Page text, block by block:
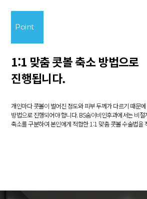
Point
1:1 맞춤 콧볼 축소 방법으로
진행됩니다.
개인마다 콧볼이 벌어진 정도와 피부 두께가 다르기 때문에
방법으로 진행되어야 합니다. BS숨이비인후과에서는 비
축소를 구분하여본인에게 적합한 1:1 맞춤 콧볼 수술법을